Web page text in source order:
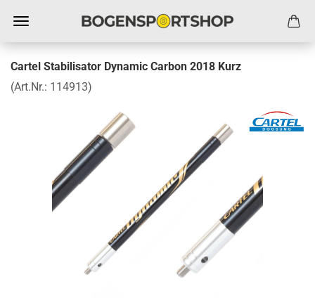
Cartel Stabilisator Dynamic Carbon 2018 Kurz
(Art.Nr.: 114913)